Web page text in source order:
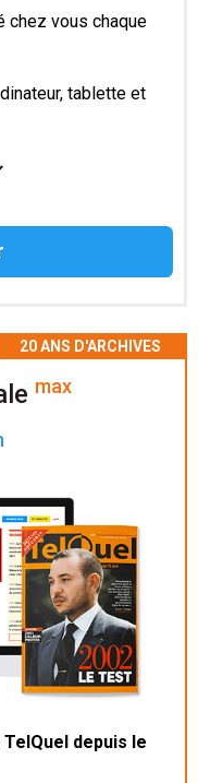
chez vous chaque
tablette et
avant la sortie
max
depuis le